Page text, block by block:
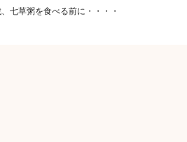
七草粥を食べる前に・・・・